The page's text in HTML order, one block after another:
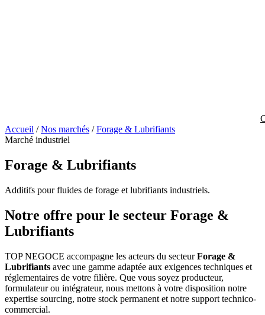
Accueil / Nos marchés / Forage & Lubrifiants
Marché industriel
Forage & Lubrifiants
Additifs pour fluides de forage et lubrifiants industriels.
Notre offre pour le secteur Forage &
Lubrifiants
TOP NEGOCE accompagne les acteurs du secteurForage &
Lubrifiants avec une gamme adaptée aux exigences techniques et
réglementaires de votre filière. Que vous soyez producteur,
formulateur ou intégrateur, nous mettons à votre disposition notre
expertise sourcing, notre stock permanent et notre support technico-
commercial.